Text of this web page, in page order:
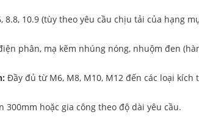
8.8, 10.9 (tùy theo yêu cầu chịu tải của hạng
phân, mạ kẽm nhúng nóng, nhuộm đen
Đầy đủ từ M6, M8, M10, M12 đến các loại kích
300mm hoặc gia công theo độ dài yêu cầu.